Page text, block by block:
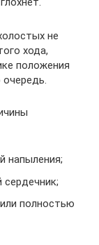
не
хода,
положения
напыления;
полностью